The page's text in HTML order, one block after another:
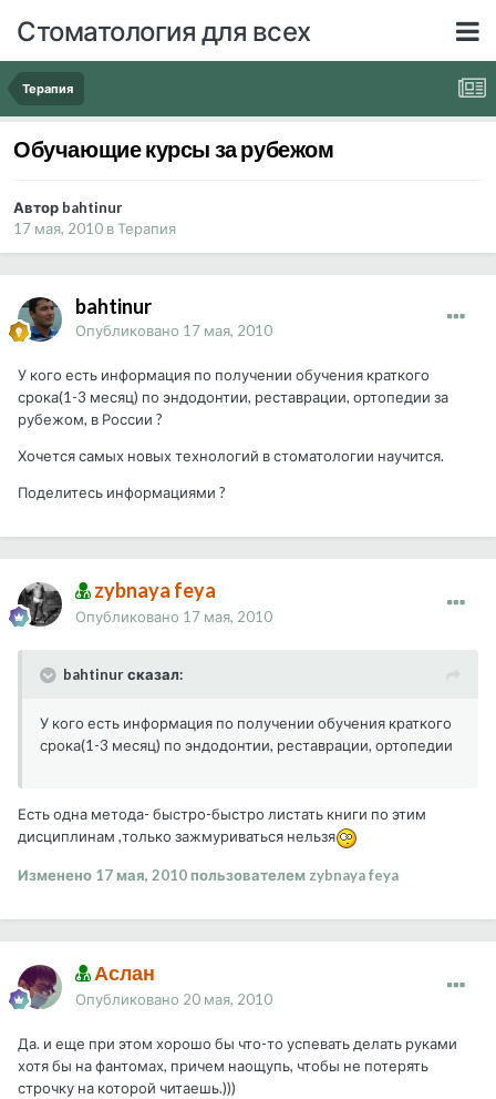
Стоматология для всех
Терапия
Обучающие курсы за рубежом
Автор bahtinur
17 мая, 2010 вТерапия
bahtinur
Опубликовано 17 мая, 2010
У кого есть информация по получении обучения краткого
срока(1-3 месяц) по эндодонтии, реставрации, ортопедии за
рубежом, в России ?
Хочется самых новых технологий в стоматологии научится.
Поделитесь информациями ?
zybnaya feya
Опубликовано 17 мая, 2010
bahtinur сказал:
У кого есть информация по получении обучения краткого
срока(1-3 месяц) по эндодонтии, реставрации, ортопедии
Есть одна метода- быстро-быстро листать книги по этим
дисциплинам ,только зажмуриваться нельзя
Изменено 17 мая, 2010пользователем zybnaya feya
Аслан
Опубликовано 20 мая, 2010
Да. и еще при этом хорошо бы что-то успевать делать руками
хотя бы на фантомах, причем наощупь, чтобы не потерять
строчку на которой читаешь.)))